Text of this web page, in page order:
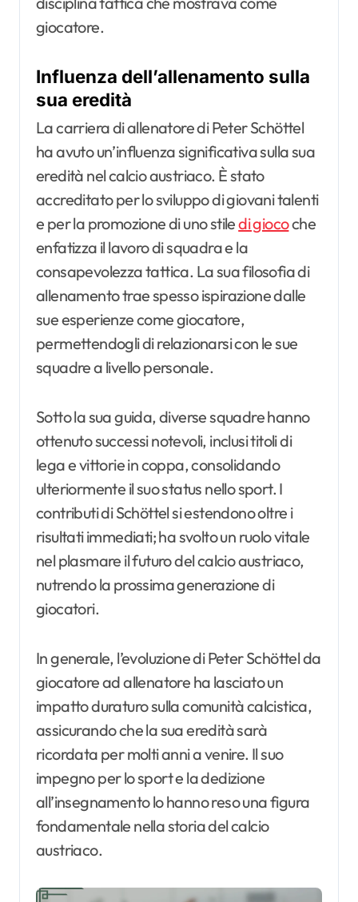
giocatore.
Influenza dell’allenamento sulla
sua eredità
La carriera di allenatore di Peter Schöttel
ha avuto un’influenza significativa sulla sua
eredità nel calcio austriaco. È stato
accreditato per lo sviluppo di giovani talenti
e per la promozione di uno stiledi giocoche
enfatizza il lavoro di squadra e la
consapevolezza tattica. La sua filosofia di
allenamento trae spesso ispirazione dalle
sue esperienze come giocatore,
permettendogli di relazionarsi con le sue
squadre a livello personale.
Sotto la sua guida, diverse squadre hanno
ottenuto successi notevoli, inclusi titoli di
lega e vittorie in coppa, consolidando
ulteriormente il suo status nello sport. I
contributi di Schöttel si estendono oltre i
risultati immediati; ha svolto un ruolo vitale
nel plasmare il futuro del calcio austriaco,
nutrendo la prossima generazione di
giocatori.
In generale, l’evoluzione di Peter Schöttel da
giocatore ad allenatore ha lasciato un
impatto duraturo sulla comunità calcistica,
assicurando che la sua eredità sarà
ricordata per molti anni a venire. Il suo
impegno per lo sport e la dedizione
all’insegnamento lo hanno reso una figura
fondamentale nella storia del calcio
austriaco.